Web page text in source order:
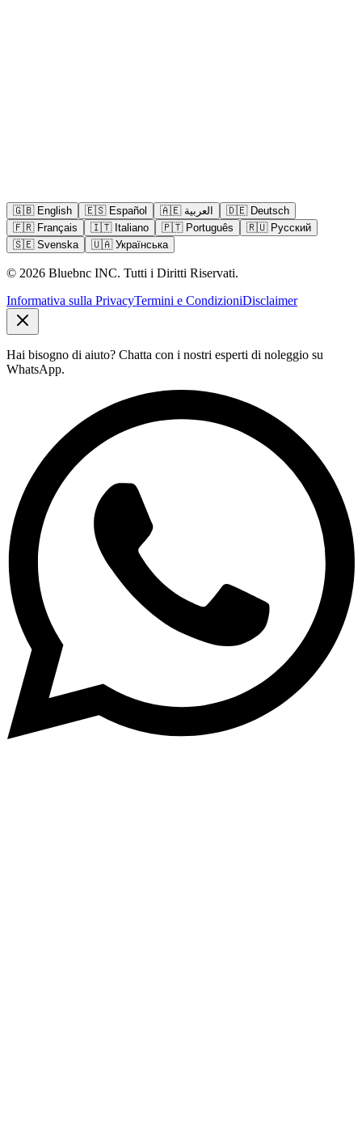
🇬🇧 English 🇪🇸 Español 🇦🇪 العربية 🇩🇪 Deutsch
🇫🇷 Français 🇮🇹 Italiano 🇵🇹 Português 🇷🇺 Русский
🇸🇪 Svenska 🇺🇦 Українська
© 2026 Bluebnc INC. Tutti i Diritti Riservati.
Informativa sulla PrivacyTermini e CondizioniDisclaimer
Hai bisogno di aiuto? Chatta con i nostri esperti di noleggio su
WhatsApp.